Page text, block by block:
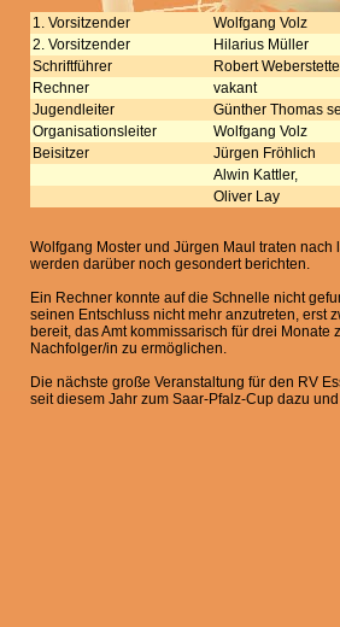
1. Vorsitzender
Wolfgang Volz
2. Vorsitzender
Hilarius Müller
Schriftführer
Robert
Rechner
vakant
Jugendleiter
Günther Thomas
Organisationsleiter
Wolfgang Volz
Beisitzer
Jürgen Fröhlich
Alwin Kattler,
Oliver Lay
Wolfgang Moster und Jürgen Maul traten
werden darüber noch gesondert berichten.
Ein Rechner konnte auf die Schnelle nicht
seinen Entschluss nicht mehr anzutreten, erst
bereit, das Amt kommissarisch für drei
Nachfolger/in zu ermöglichen.
Die nächste große Veranstaltung für den RV
seit diesem Jahr zum Saar-Pfalz-Cup dazu